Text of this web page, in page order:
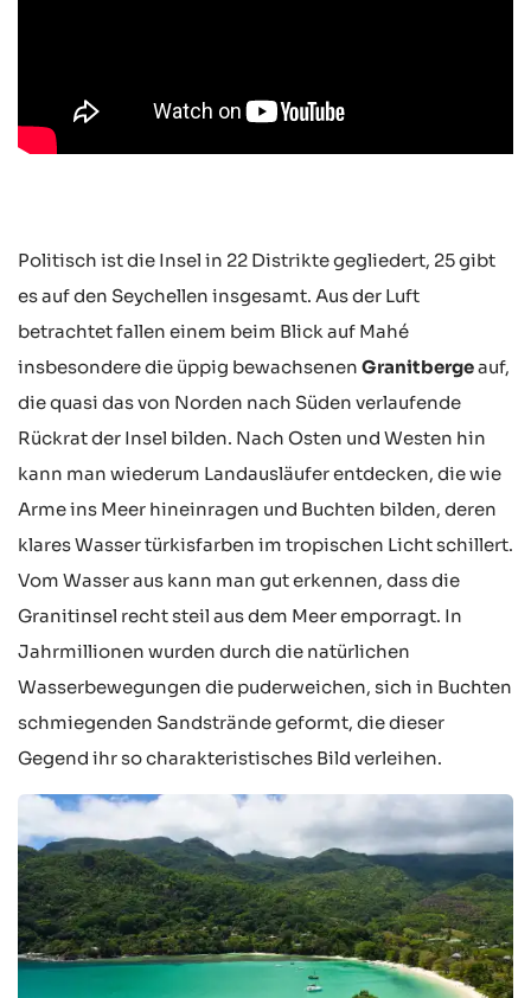
Politisch ist die Insel in 22 Distrikte gegliedert, 25 gibt
es auf den Seychellen insgesamt. Aus der Luft
betrachtet fallen einem beim Blick auf Mahé
insbesondere die üppig bewachsenen Granitbergeauf,
die quasi das von Norden nach Süden verlaufende
Rückrat der Insel bilden. Nach Osten und Westen hin
kann man wiederum Landausläufer entdecken, die wie
Arme ins Meer hineinragen und Buchten bilden, deren
klares Wasser türkisfarben im tropischen Licht schillert.
Vom Wasser aus kann man gut erkennen, dass die
Granitinsel recht steil aus dem Meer emporragt. In
Jahrmillionen wurden durch die natürlichen
Wasserbewegungen die puderweichen, sich in Buchten
schmiegenden Sandstrände geformt, die dieser
Gegend ihr so charakteristisches Bild verleihen.